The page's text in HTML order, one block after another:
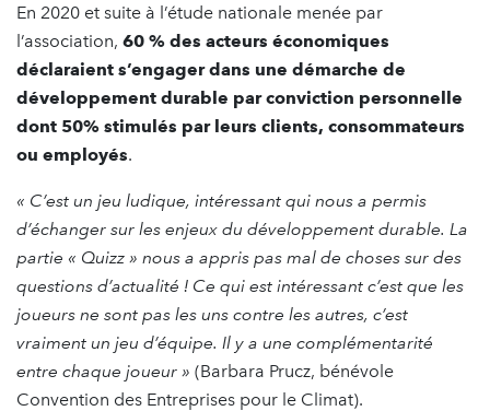
En 2020 et suite à l’étude nationale menée par
l’association, 60 % des acteurs économiques
déclaraient s’engager dans une démarche de
développement durable par conviction personnelle
dont 50% stimulés par leurs clients, consommateurs
ou employés.
« C’est un jeu ludique, intéressant qui nous a permis
d’échanger sur les enjeux du développement durable. La
partie « Quizz » nous a appris pas mal de choses sur des
questions d’actualité ! Ce qui est intéressant c’est que les
joueurs ne sont pas les uns contre les autres, c’est
vraiment un jeu d’équipe. Il y a une complémentarité
entre chaque joueur » (Barbara Prucz, bénévole
Convention des Entreprises pour le Climat).